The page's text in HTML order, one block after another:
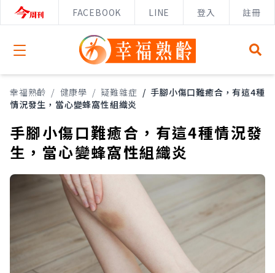
FACEBOOK LINE 登入 註冊
Open menu
幸福熟齡 / 健康學 / 疑難雜症 / 手腳小傷口難癒合，有這4種
情況發生，當心變蜂窩性組織炎
手腳小傷口難癒合，有這4種情況發
生，當心變蜂窩性組織炎